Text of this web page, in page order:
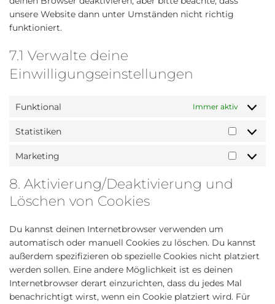
unsere Website dann unter Umständen nicht richtig
funktioniert.
7.1 Verwalte deine
Einwilligungseinstellungen
Funktional Immer aktiv
Statistiken
Marketing
8. Aktivierung/Deaktivierung und
Löschen von Cookies
Du kannst deinen Internetbrowser verwenden um
automatisch oder manuell Cookies zu löschen. Du kannst
außerdem spezifizieren ob spezielle Cookies nicht platziert
werden sollen. Eine andere Möglichkeit ist es deinen
Internetbrowser derart einzurichten, dass du jedes Mal
benachrichtigt wirst, wenn ein Cookie platziert wird. Für